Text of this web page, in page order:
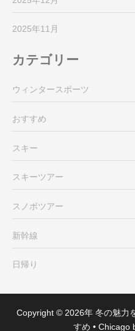
2025年11月
カテゴリー
ウィンタースポーツ
おすすめ
スキー
スキーツアー
スノボツアー
新幹線
日帰り
Copyright © 2026年 冬の魅力
すめ • Chicago